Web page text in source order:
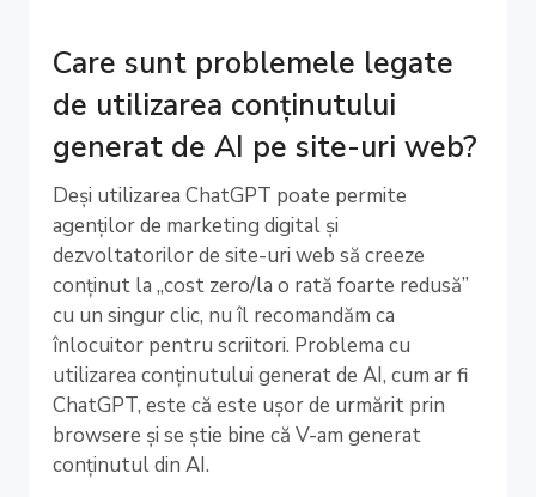
Care sunt problemele legate
de utilizarea conținutului
generat de AI pe site-uri web?
Deși utilizarea ChatGPT poate permite
agenților de marketing digital și
dezvoltatorilor de site-uri web să creeze
conținut la „cost zero/la o rată foarte redusă”
cu un singur clic, nu îl recomandăm ca
înlocuitor pentru scriitori. Problema cu
utilizarea conținutului generat de AI, cum ar fi
ChatGPT, este că este ușor de urmărit prin
browsere și se știe bine că V-am generat
conținutul din AI.